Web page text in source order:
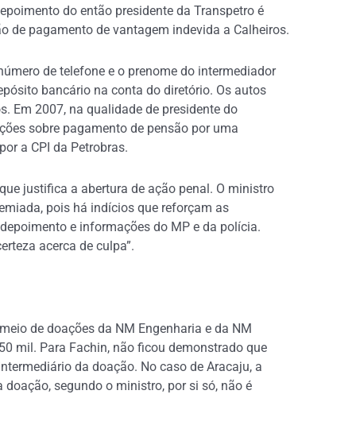
do então presidente da Transpetro é
de pagamento de vantagem indevida a Calheiros.
de telefone e o prenome do intermediador
bancário na conta do diretório. Os autos
Em 2007, na qualidade de presidente do
sobre pagamento de pensão por uma
a CPI da Petrobras.
justifica a abertura de ação penal. O ministro
pois há indícios que reforçam as
e informações do MP e da polícia.
acerca de culpa”.
de doações da NM Engenharia e da NM
mil. Para Fachin, não ficou demonstrado que
da doação. No caso de Aracaju, a
segundo o ministro, por si só, não é